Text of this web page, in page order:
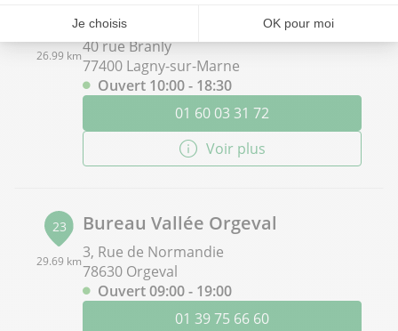
26.99 km
Bureau Vallée Lagny-sur-Marne
40 rue Branly
77400 Lagny-sur-Marne
Ouvert 10:00 - 18:30
01 60 03 31 72
Voir plus
23
29.69 km
Bureau Vallée Orgeval
3, Rue de Normandie
78630 Orgeval
Ouvert 09:00 - 19:00
01 39 75 66 60